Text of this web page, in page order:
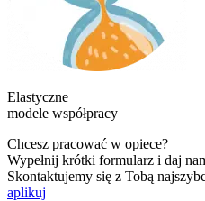
Elastyczne
modele współpracy
Chcesz pracować w opiece?
Wypełnij krótki formularz i daj
Skontaktujemy się z Tobą
aplikuj